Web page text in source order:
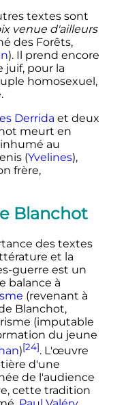
textes sont
venue d'ailleurs
des Forêts,
). Il prend encore
juif, pour la
homosexuel,
Derrida et deux
meurt en
inhumé au
(Yvelines),
frère,
Blanchot
des textes
et la
guerre est un
balance à
(revenant à
Blanchot,
(imputable
du jeune
)[24]. L'œuvre
d'une
de l'audience
cette tradition